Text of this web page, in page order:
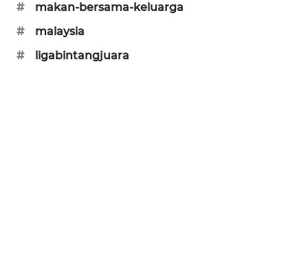
#
makan-bersama-keluarga
#
malaysia
#
ligabintangjuara
ALPERKLINAS